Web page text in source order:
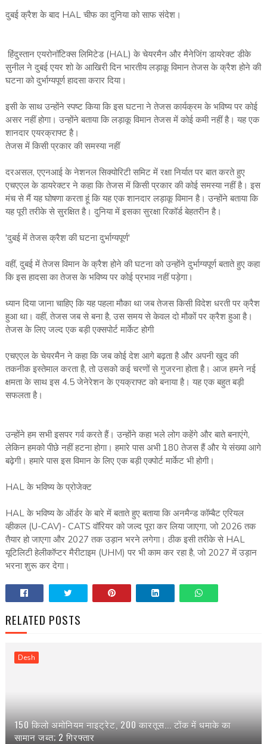
दुबई क्रैश के बाद HAL चीफ का दुनिया को साफ संदेश।
हिंदुस्तान एयरोनॉटिक्स लिमिटेड (HAL) के चेयरमैन और मैनेजिंग डायरेक्ट डीके
सुनील ने दुबई एयर शो के आखिरी दिन भारतीय लड़ाकू विमान तेजस के क्रैश होने की
घटना को दुर्भाग्यपूर्ण हादसा करार दिया।
इसी के साथ उन्होंने स्पष्ट किया कि इस घटना ने तेजस कार्यक्रम के भविष्य पर कोई
असर नहीं होगा। उन्होंने बताया कि लड़ाकू विमान तेजस में कोई कमी नहीं है। यह एक
शानदार एयरक्राफ्ट है।
तेजस में किसी प्रकार की समस्या नहीं
दरअसल, एएनआई के नेशनल सिक्योरिटी समिट में रक्षा निर्यात पर बात करते हुए
एचएएल के डायरेक्टर ने कहा कि तेजस में किसी प्रकार की कोई समस्या नहीं है। इस
मंच से मैं यह घोषणा करता हूं कि यह एक शानदार लड़ाकू विमान है। उन्होंने बताया कि
यह पूरी तरीके से सुरक्षित है। दुनिया में इसका सुरक्षा रिकॉर्ड बेहतरीन है।
'दुबई में तेजस क्रैश की घटना दुर्भाग्यपूर्ण'
वहीं, दुबई में तेजस विमान के क्रैश होने की घटना को उन्होंने दुर्भाग्यपूर्ण बताते हुए कहा
कि इस हादसा का तेजस के भविष्य पर कोई प्रभाव नहीं पड़ेगा।
ध्यान दिया जाना चाहिए कि यह पहला मौका था जब तेजस किसी विदेश धरती पर क्रैश
हुआ था। वहीं, तेजस जब से बना है, उस समय से केवल दो मौकों पर क्रैश हुआ है।
तेजस के लिए जल्द एक बड़ी एक्सपोर्ट मार्केट होगी
एचएएल के चेयरमैन ने कहा कि जब कोई देश आगे बढ़ता है और अपनी खुद की
तकनीक इस्तेमाल करता है, तो उसको कई चरणों से गुजरना होता है। आज हमने नई
क्षमता के साथ इस 4.5 जेनेरेशन के एयक्राफ्ट को बनाया है। यह एक बहुत बड़ी
सफलता है।
उन्होंने हम सभी इसपर गर्व करते हैं। उन्होंने कहा भले लोग कहेंगे और बाते बनाएंगे,
लेकिन हमको पीछे नहीं हटना होगा। हमारे पास अभी 180 तेजस हैं और ये संख्या आगे
बढ़ेगी। हमारे पास इस विमान के लिए एक बड़ी एक्पोर्ट मार्केट भी होगी।
HAL के भविष्य के प्रोजेक्ट
HAL के भविष्य के ऑर्डर के बारे में बताते हुए बताया कि अनमैन्ड कॉम्बैट एरियल
व्हीकल (U-CAV)- CATS वॉरियर को जल्द पूरा कर लिया जाएगा, जो 2026 तक
तैयार हो जाएगा और 2027 तक उड़ान भरने लगेगा। ठीक इसी तरीके से HAL
यूटिलिटी हेलीकॉप्टर मैरीटाइम (UHM) पर भी काम कर रहा है, जो 2027 में उड़ान
भरना शुरू कर देगा।
RELATED POSTS
Desh
150 किलो अमोनियम नाइट्रेट, 200 कारतूस... टोंक में धमाके का
सामान जब्त; 2 गिरफ्तार